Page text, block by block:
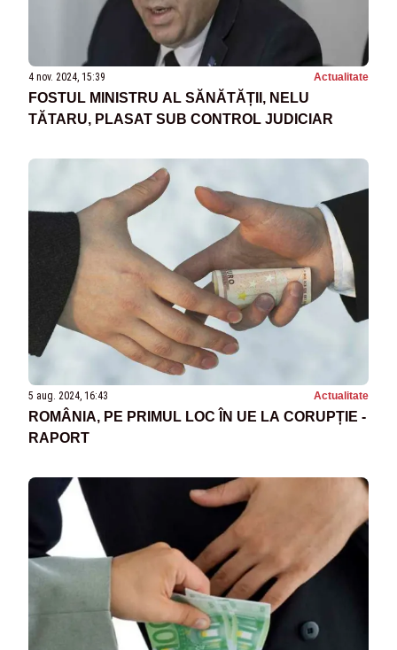
4 nov. 2024, 15:39 Actualitate
FOSTUL MINISTRU AL SĂNĂTĂȚII, NELU
TĂTARU, PLASAT SUB CONTROL JUDICIAR
5 aug. 2024, 16:43 Actualitate
ROMÂNIA, PE PRIMUL LOC ÎN UE LA CORUPȚIE -
RAPORT